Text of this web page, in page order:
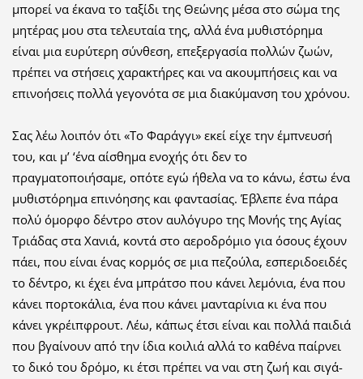
μπορεί να έκανα το ταξίδι της Θεώνης μέσα στο σώμα της
μητέρας μου στα τελευταία της, αλλά ένα μυθιστόρημα
είναι μια ευρύτερη σύνθεση, επεξεργασία πολλών ζωών,
πρέπει να στήσεις χαρακτήρες και να ακουμπήσεις και να
επινοήσεις πολλά γεγονότα σε μια διακύμανση του χρόνου.
Σας λέω λοιπόν ότι «Το Φαράγγι» εκεί είχε την έμπνευσή
του, και μ’ ‘ένα αίσθημα ενοχής ότι δεν το
πραγματοποιήσαμε, οπότε εγώ ήθελα να το κάνω, έστω ένα
μυθιστόρημα επινόησης και φαντασίας. Έβλεπε ένα πάρα
πολύ όμορφο δέντρο στον αυλόγυρο της Μονής της Αγίας
Τριάδας στα Χανιά, κοντά στο αεροδρόμιο για όσους έχουν
πάει, που είναι ένας κορμός σε μια πεζούλα, εσπεριδοειδές
το δέντρο, κι έχει ένα μπράτσο που κάνει λεμόνια, ένα που
κάνει πορτοκάλια, ένα που κάνει μανταρίνια κι ένα που
κάνει γκρέιπφρουτ. Λέω, κάπως έτσι είναι και πολλά παιδιά
που βγαίνουν από την ίδια κοιλιά αλλά το καθένα παίρνει
το δικό του δρόμο, κι έτσι πρέπει να ναι στη ζωή και σιγά-